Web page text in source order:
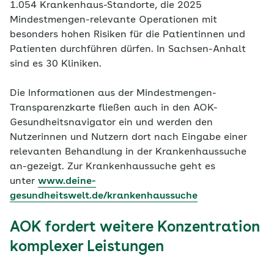
1.054 Krankenhaus-Standorte, die 2025
Mindestmengen-relevante Operationen mit
besonders hohen Risiken für die Patientinnen und
Patienten durchführen dürfen. In Sachsen-Anhalt
sind es 30 Kliniken.
Die Informationen aus der Mindestmengen-
Transparenzkarte fließen auch in den AOK-
Gesundheitsnavigator ein und werden den
Nutzerinnen und Nutzern dort nach Eingabe einer
relevanten Behandlung in der Krankenhaussuche
an-gezeigt. Zur Krankenhaussuche geht es
unter www.deine-
gesundheitswelt.de/krankenhaussuche
AOK fordert weitere Konzentration
komplexer Leistungen